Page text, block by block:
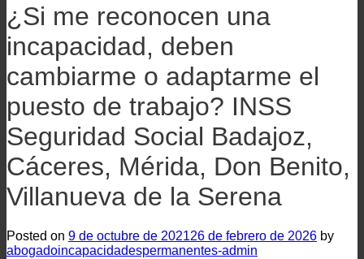
¿Si me reconocen una
incapacidad, deben
cambiarme o adaptarme el
puesto de trabajo? INSS
Seguridad Social Badajoz,
Cáceres, Mérida, Don Benito,
Villanueva de la Serena
Posted on 9 de octubre de 202126 de febrero de 2026 by
abogadoincapacidadespermanentes-admin